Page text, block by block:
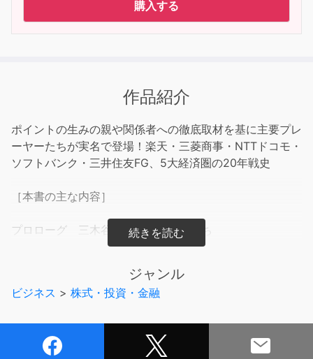
購入する
作品紹介
ポイントの生みの親や関係者への徹底取材を基に主要プレ
ーヤーたちが実名で登場！楽天・三菱商事・NTTドコモ・
ソフトバンク・三井住友FG、5大経済圏の20年戦史
［本書の主な内容］
プロローグ 三木谷浩史へのだまし討ち
60枚のポイントカード /電通マンのアドバイス/慎重論を
ひっくり返せ/新日石の即断即決 /コンビニを獲得せ
第二章 ポイント経済圏の黎明
ジャンル
ビジネス > 株式・投資・金融